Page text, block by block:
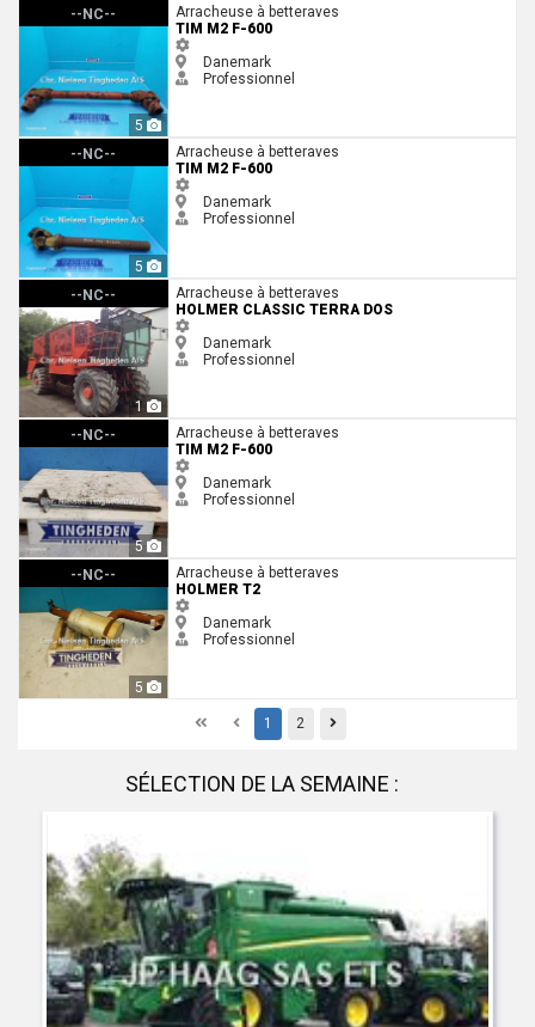
--NC--
5
Tim M2 F-600
Arracheuse à betteraves
TIM M2 F-600
Danemark
Professionnel
--NC--
5
Tim M2 F-600
Arracheuse à betteraves
TIM M2 F-600
Danemark
Professionnel
--NC--
1
Holmer Classic Terra DosArracheuse à betteraves
HOLMER CLASSIC TERRA DOS
Danemark
Professionnel
--NC--
5
Tim M2 F-600
Arracheuse à betteraves
TIM M2 F-600
Danemark
Professionnel
--NC--
5
Holmer T2
Arracheuse à betteraves
HOLMER T2
Danemark
Professionnel
FirstPrevious
1 2 Previous
SÉLECTION DE LA SEMAINE :